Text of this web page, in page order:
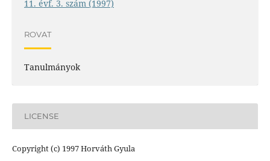
11. évf. 3. szám (1997)
ROVAT
Tanulmányok
LICENSE
Copyright (c) 1997 Horváth Gyula